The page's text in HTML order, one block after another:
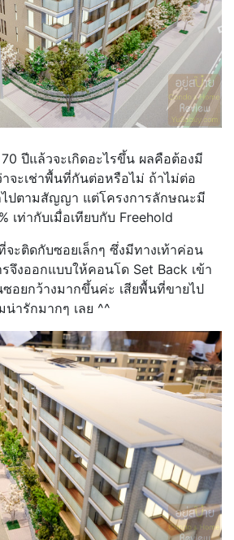
ปีแล้วจะเกิดอะไรขึ้น ผลคือต้องมี
จะเช่าพื้นที่กันต่อหรือไม่ ถ้าไม่ต่อ
ปตามสัญญา แต่โครงการลักษณะมี
เท่ากับเมื่อเทียบกับ Freehold
จะติดกับซอยเล็กๆ ซึ่งมีทางเท้าค่อน
จึงออกแบบให้คอนโด Set Back เข้า
ซอยกว้างมากขึ้นค่ะ เสียพื้นที่ขายไป
น่ารักมากๆ เลย ^^